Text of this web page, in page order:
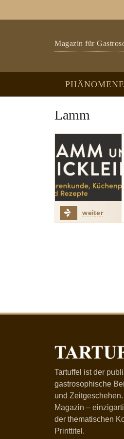
Magazin für
PHÄNOMENE
Lamm
weiter
Tartuffel ist der
gastrosophische
und
Magazin –
der thematischen
Printtitel.